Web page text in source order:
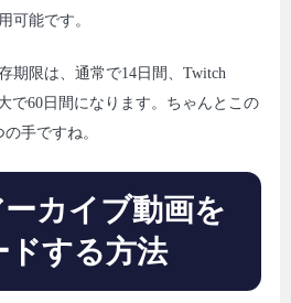
可能です。
期限は、通常で14日間、Twitch
で60日間になります。ちゃんとこの
手ですね。
カイブ動画を
ドする方法